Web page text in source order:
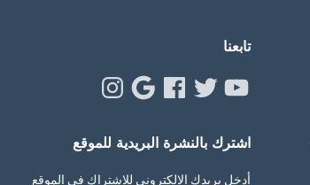
تابعنا
YouTube
Twitter
Facebook
Google
Instagram
اشترك بالنشرة البريدية للموقع
أدخل بريدك الإلكتروني للإشتراك في الموقع